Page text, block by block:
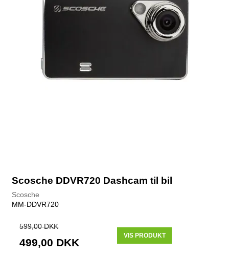
Scosche DDVR720 Dashcam til bil
Scosche
MM-DDVR720
599,00 DKK
499,00 DKK
VIS PRODUKT